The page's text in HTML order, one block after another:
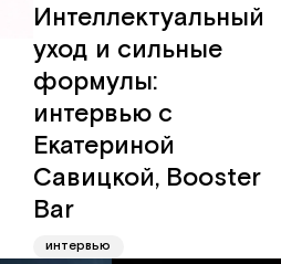
Интеллектуальный
уход и сильные
формулы:
интервью с
Екатериной
Савицкой, Booster
Bar
интервью